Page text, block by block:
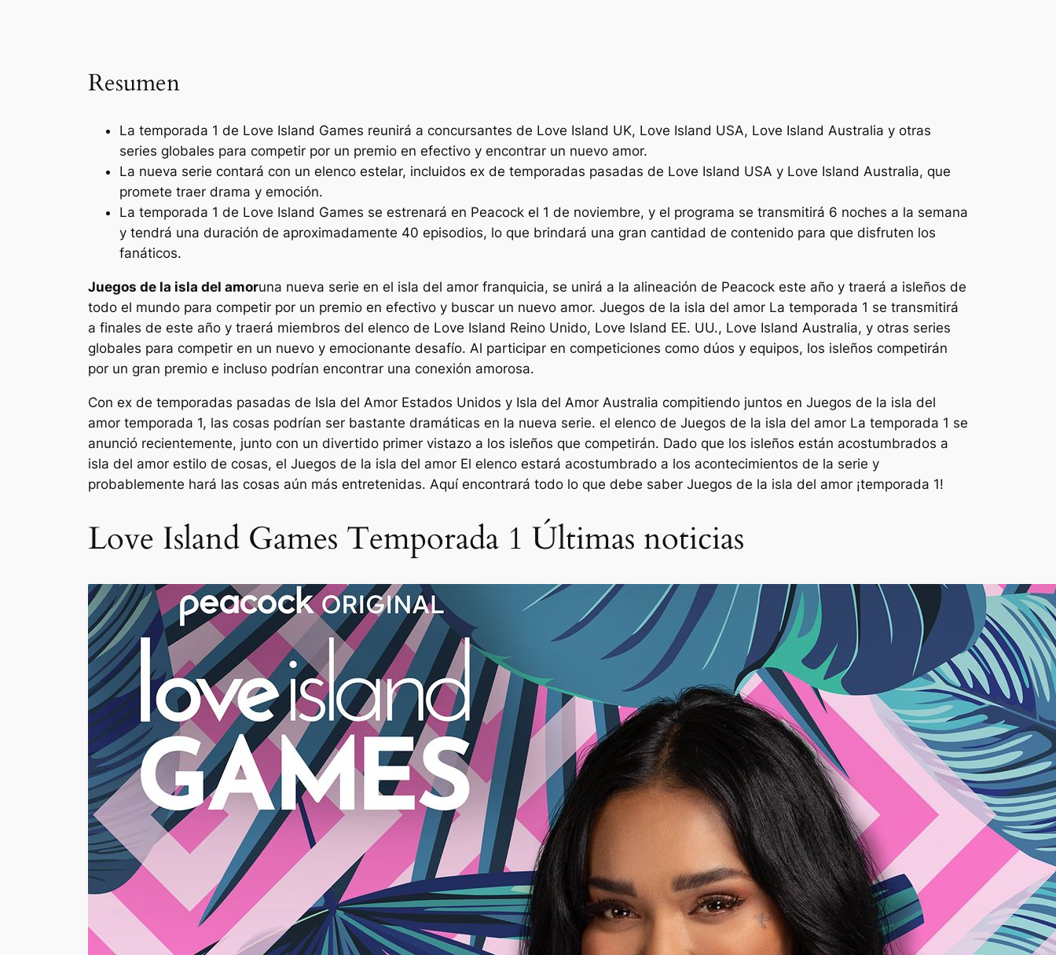
Resumen
La temporada 1 de Love Island Games reunirá a concursantes de Love Island UK, Love Island USA, Love Island Australia y otras
series globales para competir por un premio en efectivo y encontrar un nuevo amor.
La nueva serie contará con un elenco estelar, incluidos ex de temporadas pasadas de Love Island USA y Love Island Australia, que
promete traer drama y emoción.
La temporada 1 de Love Island Games se estrenará en Peacock el 1 de noviembre, y el programa se transmitirá 6 noches a la semana
y tendrá una duración de aproximadamente 40 episodios, lo que brindará una gran cantidad de contenido para que disfruten los
fanáticos.
Juegos de la isla del amoruna nueva serie en el isla del amor franquicia, se unirá a la alineación de Peacock este año y traerá a isleños de
todo el mundo para competir por un premio en efectivo y buscar un nuevo amor. Juegos de la isla del amor La temporada 1 se transmitirá
a finales de este año y traerá miembros del elenco de Love Island Reino Unido, Love Island EE. UU., Love Island Australia, y otras series
globales para competir en un nuevo y emocionante desafío. Al participar en competiciones como dúos y equipos, los isleños competirán
por un gran premio e incluso podrían encontrar una conexión amorosa.
Con ex de temporadas pasadas de Isla del Amor Estados Unidos y Isla del Amor Australia compitiendo juntos en Juegos de la isla del
amor temporada 1, las cosas podrían ser bastante dramáticas en la nueva serie. el elenco de Juegos de la isla del amor La temporada 1 se
anunció recientemente, junto con un divertido primer vistazo a los isleños que competirán. Dado que los isleños están acostumbrados a
isla del amor estilo de cosas, el Juegos de la isla del amor El elenco estará acostumbrado a los acontecimientos de la serie y
probablemente hará las cosas aún más entretenidas. Aquí encontrará todo lo que debe saber Juegos de la isla del amor ¡temporada 1!
Love Island Games Temporada 1 Últimas noticias